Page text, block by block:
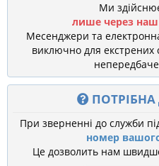
Ми
лише через наш
Месенджери та
виключно для екстрених
При зверненні до служби
номер
Це дозволить нам